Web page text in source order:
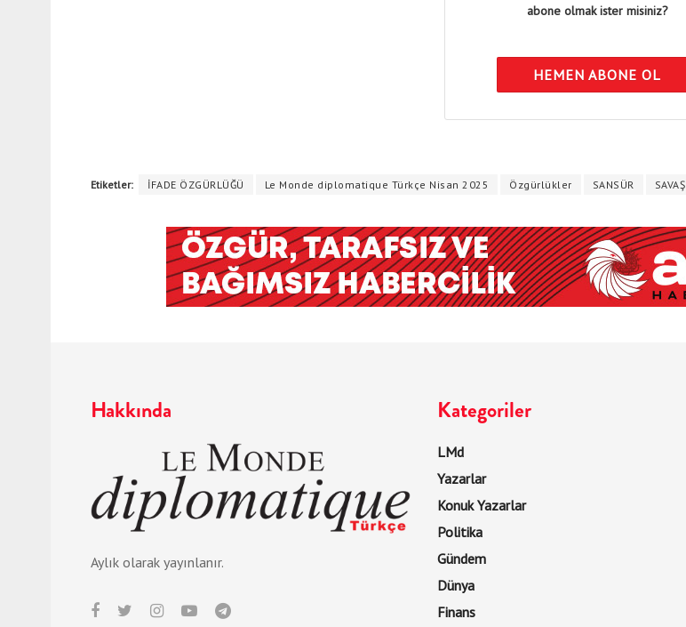
abone olmak ister misiniz?
HEMEN ABONE OL
Etiketler: İFADE ÖZGÜRLÜĞÜ Le Monde diplomatique Türkçe Nisan 2025 Özgürlükler SANSÜR SAVAŞ
Hakkında
Aylık olarak yayınlanır.
Kategoriler
LMd
Yazarlar
Konuk Yazarlar
Politika
Gündem
Dünya
Finans